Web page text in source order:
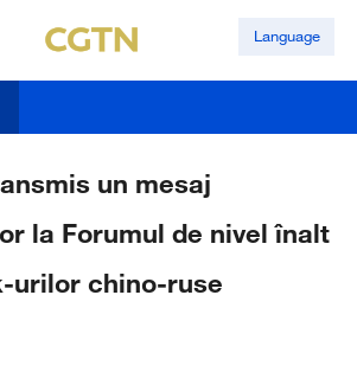
Language
un mesaj
la Forumul de nivel înalt
urilor chino-ruse